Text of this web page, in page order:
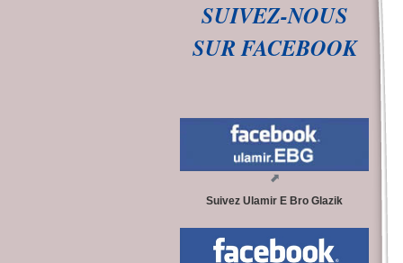
SUIVEZ-NOUS
SUR FACEBOOK
Suivez Ulamir E Bro Glazik